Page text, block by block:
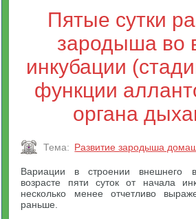
Пятые сутки
зародыша во
инкубации
функции
органа
Тема: Развитие зародыша
Вариации в строении внешнего
возрасте пяти суток от начала
несколько менее отчетливо
раньше.